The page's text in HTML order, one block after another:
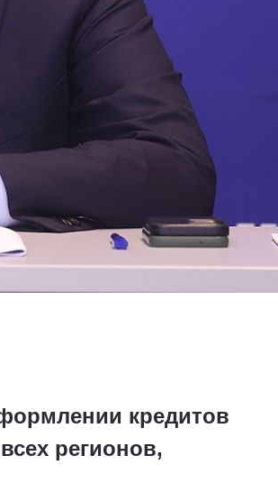
кредитов
регионов,